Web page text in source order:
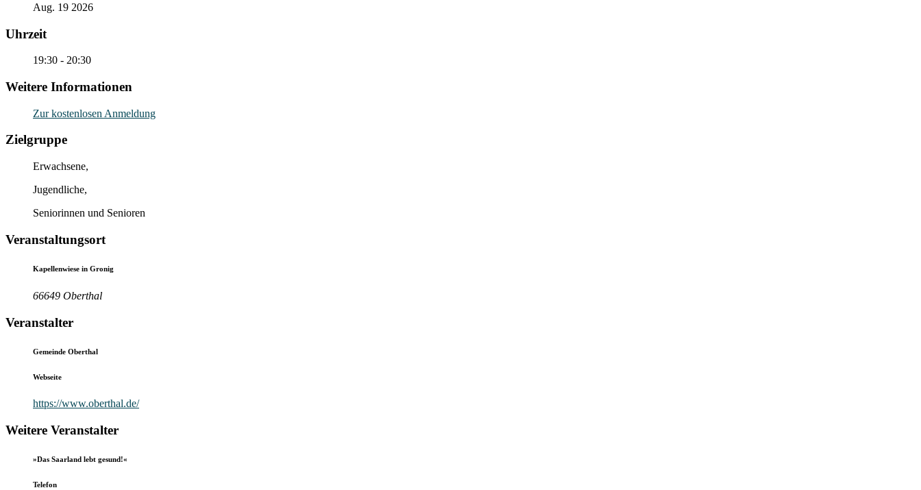
Aug. 19 2026
Uhrzeit
19:30 - 20:30
Weitere Informationen
Zur kostenlosen Anmeldung
Zielgruppe
Erwachsene,
Jugendliche,
Seniorinnen und Senioren
Veranstaltungsort
Kapellenwiese in Gronig
66649 Oberthal
Veranstalter
Gemeinde Oberthal
Webseite
https://www.oberthal.de/
Weitere Veranstalter
»Das Saarland lebt gesund!«
Telefon